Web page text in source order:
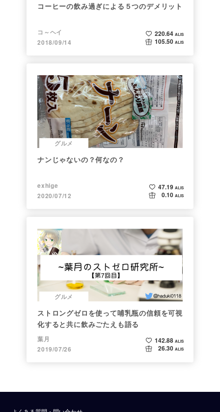
コーヒーの飲み過ぎによる５つのデメリット
コ～ヘイ
2018/09/14
220.64 ALIS
105.50 ALIS
グルメ
ナンじゃないの？何なの？
exhige
2020/07/12
47.19 ALIS
0.10 ALIS
グルメ
ストロングゼロを使って哺乳瓶の信頼を可視
化すると共に飲みごたえも語る
葉月
2019/07/26
142.88 ALIS
26.30 ALIS